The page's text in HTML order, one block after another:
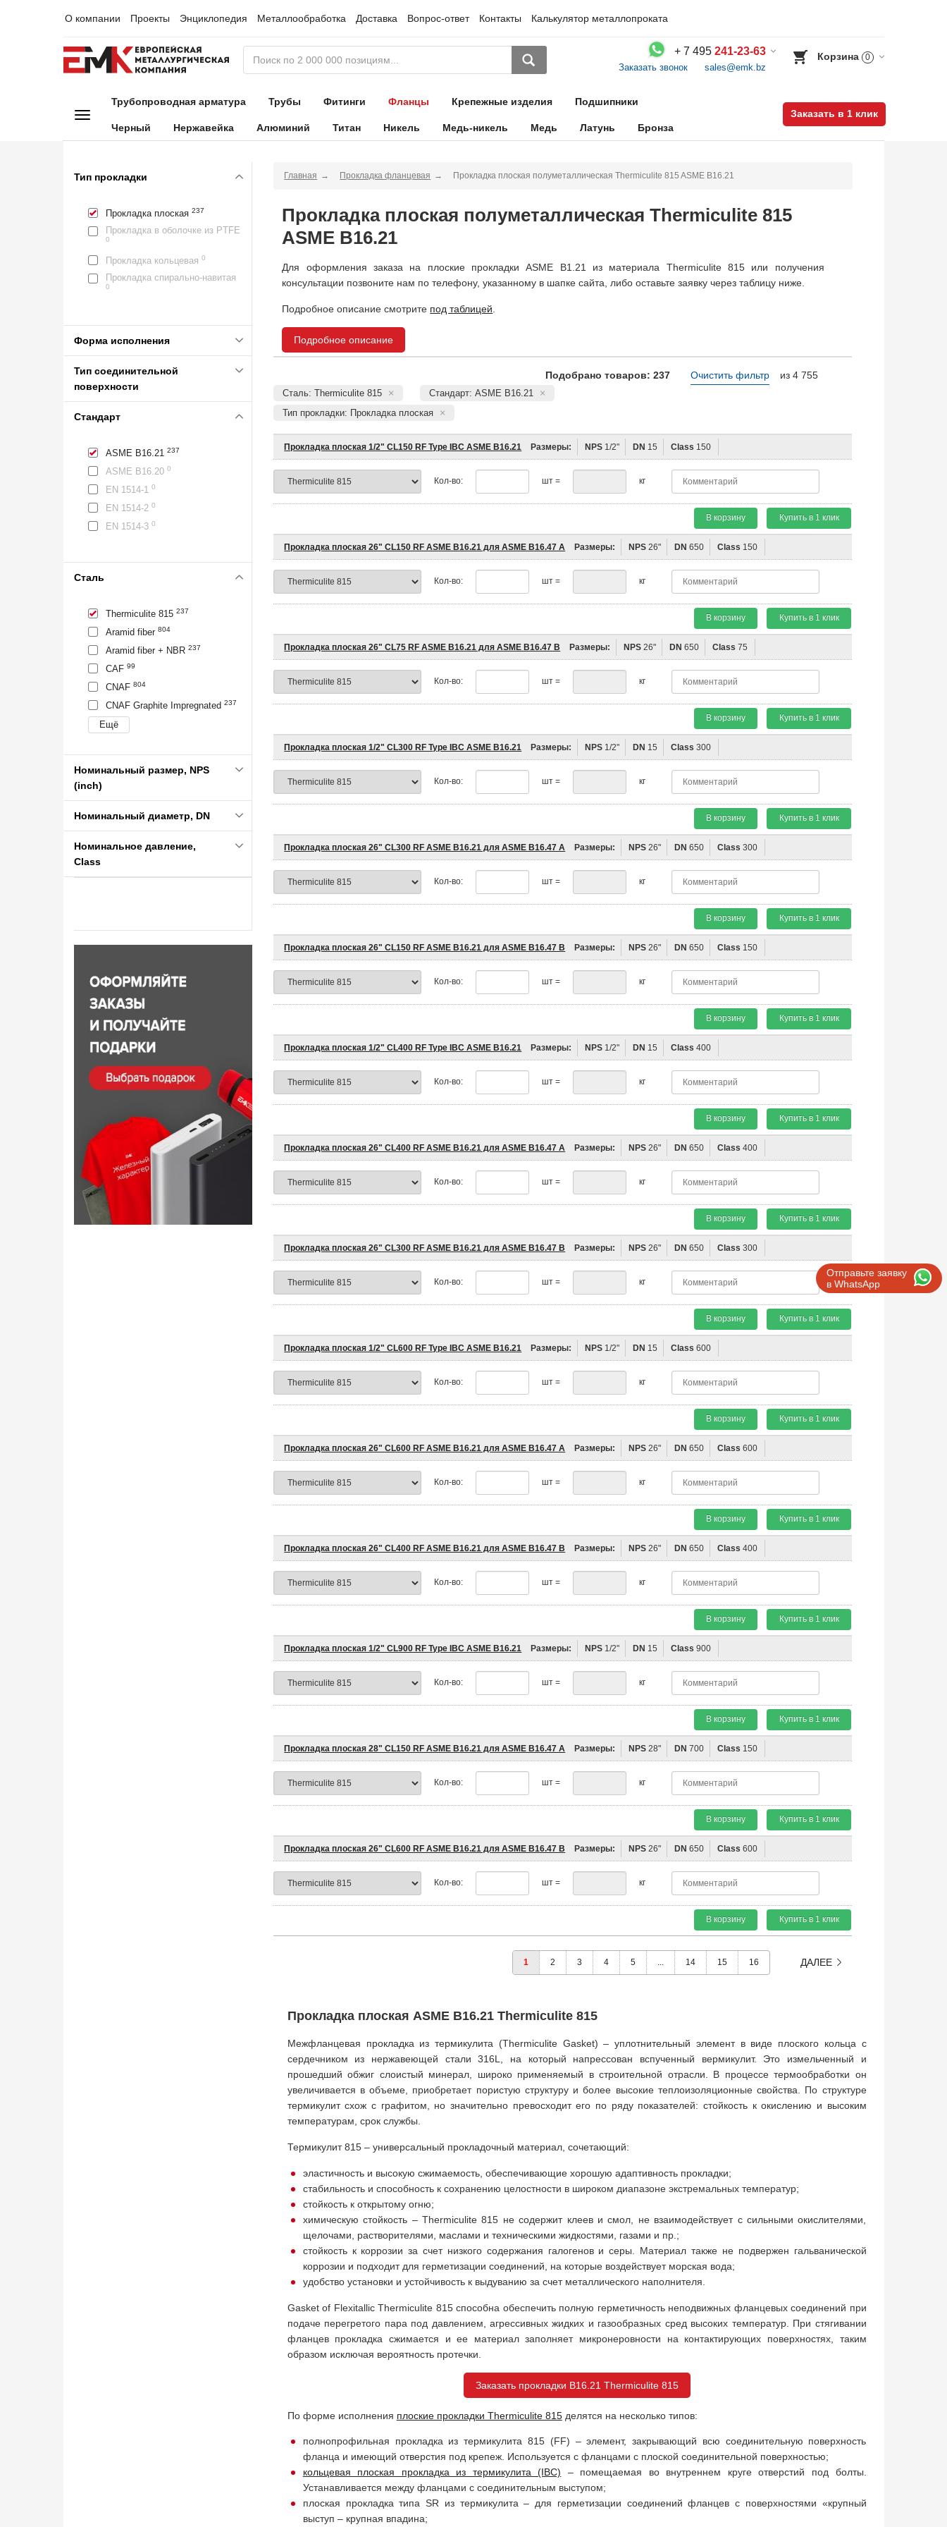
О компании Проекты Энциклопедия Металлообработка Доставка Вопрос-ответ Контакты Калькулятор металлопроката
+ 7 495 241-23-63
Заказать звонок sales@emk.bz
Корзина 0
Трубопроводная арматура Трубы Фитинги Фланцы Крепежные изделия Подшипники
Черный Нержавейка Алюминий Титан Никель Медь-никель Медь Латунь Бронза
Заказать в 1 клик
Отправьте заявку
в WhatsApp
Тип прокладки
Прокладка плоская 237
Прокладка в оболочке из PTFE
0
Прокладка кольцевая 0
Прокладка спирально-навитая
0
Форма исполнения
Тип соединительной
поверхности
Стандарт
ASME B16.21 237
ASME B16.20 0
EN 1514-1 0
EN 1514-2 0
EN 1514-3 0
Сталь
Thermiculite 815 237
Aramid fiber 804
Aramid fiber + NBR 237
CAF 99
CNAF 804
CNAF Graphite Impregnated 237
Номинальный размер, NPS
(inch)
Номинальный диаметр, DN
Номинальное давление,
Class
Главная Прокладка фланцевая Прокладка плоская полуметаллическая Thermiculite 815 ASME B16.21
Прокладка плоская полуметаллическая Thermiculite 815
ASME B16.21
Для оформления заказа на плоские прокладки ASME B1.21 из материала Thermiculite 815 или получения
консультации позвоните нам по телефону, указанному в шапке сайта, либо оставьте заявку через таблицу ниже.
Подробное описание смотрите под таблицей
Подробное описание
Подобрано товаров: 237 из 4 755
Очистить фильтр
Сталь: Thermiculite 815
Стандарт: ASME B16.21
Тип прокладки: Прокладка плоская
Прокладка плоская 1/2" CL150 RF Type IBC ASME B16.21 Размеры: NPS 1/2" DN 15 Class 150
Кол-во: шт = кг
В корзину Купить в 1 клик
Прокладка плоская 26" CL150 RF ASME B16.21 для ASME B16.47 A Размеры: NPS 26" DN 650 Class 150
Кол-во: шт = кг
В корзину Купить в 1 клик
Прокладка плоская 26" CL75 RF ASME B16.21 для ASME B16.47 B Размеры: NPS 26" DN 650 Class 75
Кол-во: шт = кг
В корзину Купить в 1 клик
Прокладка плоская 1/2" CL300 RF Type IBC ASME B16.21 Размеры: NPS 1/2" DN 15 Class 300
Кол-во: шт = кг
В корзину Купить в 1 клик
Прокладка плоская 26" CL300 RF ASME B16.21 для ASME B16.47 A Размеры: NPS 26" DN 650 Class 300
Кол-во: шт = кг
В корзину Купить в 1 клик
Прокладка плоская 26" CL150 RF ASME B16.21 для ASME B16.47 B Размеры: NPS 26" DN 650 Class 150
Кол-во: шт = кг
В корзину Купить в 1 клик
Прокладка плоская 1/2" CL400 RF Type IBC ASME B16.21 Размеры: NPS 1/2" DN 15 Class 400
Кол-во: шт = кг
В корзину Купить в 1 клик
Прокладка плоская 26" CL400 RF ASME B16.21 для ASME B16.47 A Размеры: NPS 26" DN 650 Class 400
Кол-во: шт = кг
В корзину Купить в 1 клик
Прокладка плоская 26" CL300 RF ASME B16.21 для ASME B16.47 B Размеры: NPS 26" DN 650 Class 300
Кол-во: шт = кг
В корзину Купить в 1 клик
Прокладка плоская 1/2" CL600 RF Type IBC ASME B16.21 Размеры: NPS 1/2" DN 15 Class 600
Кол-во: шт = кг
В корзину Купить в 1 клик
Прокладка плоская 26" CL600 RF ASME B16.21 для ASME B16.47 A Размеры: NPS 26" DN 650 Class 600
Кол-во: шт = кг
В корзину Купить в 1 клик
Прокладка плоская 26" CL400 RF ASME B16.21 для ASME B16.47 B Размеры: NPS 26" DN 650 Class 400
Кол-во: шт = кг
В корзину Купить в 1 клик
Прокладка плоская 1/2" CL900 RF Type IBC ASME B16.21 Размеры: NPS 1/2" DN 15 Class 900
Кол-во: шт = кг
В корзину Купить в 1 клик
Прокладка плоская 28" CL150 RF ASME B16.21 для ASME B16.47 A Размеры: NPS 28" DN 700 Class 150
Кол-во: шт = кг
В корзину Купить в 1 клик
Прокладка плоская 26" CL600 RF ASME B16.21 для ASME B16.47 B Размеры: NPS 26" DN 650 Class 600
Кол-во: шт = кг
В корзину Купить в 1 клик
1 2 3 4 5 ... 14 15 16 ДАЛЕЕ
Прокладка плоская ASME B16.21 Thermiculite 815
Межфланцевая прокладка из термикулита (Thermiculite Gasket) – уплотнительный элемент в виде плоского кольца с
сердечником из нержавеющей стали 316L, на который напрессован вспученный вермикулит. Это измельченный и
прошедший обжиг слоистый минерал, широко применяемый в строительной отрасли. В процессе термообработки он
увеличивается в объеме, приобретает пористую структуру и более высокие теплоизоляционные свойства. По структуре
термикулит схож с графитом, но значительно превосходит его по ряду показателей: стойкость к окислению и высоким
температурам, срок службы.
Термикулит 815 – универсальный прокладочный материал, сочетающий:
эластичность и высокую сжимаемость, обеспечивающие хорошую адаптивность прокладки;
стабильность и способность к сохранению целостности в широком диапазоне экстремальных температур;
стойкость к открытому огню;
химическую стойкость – Thermiculite 815 не содержит клеев и смол, не взаимодействует с сильными окислителями,
щелочами, растворителями, маслами и техническими жидкостями, газами и пр.;
стойкость к коррозии за счет низкого содержания галогенов и серы. Материал также не подвержен гальванической
коррозии и подходит для герметизации соединений, на которые воздействует морская вода;
удобство установки и устойчивость к выдуванию за счет металлического наполнителя.
Gasket of Flexitallic Thermiculite 815 способна обеспечить полную герметичность неподвижных фланцевых соединений при
подаче перегретого пара под давлением, агрессивных жидких и газообразных сред высоких температур. При стягивании
фланцев прокладка сжимается и ее материал заполняет микронеровности на контактирующих поверхностях, таким
образом исключая вероятность протечки.
Заказать прокладки B16.21 Thermiculite 815
По форме исполнения плоские прокладки Thermiculite 815делятся на несколько типов:
полнопрофильная прокладка из термикулита 815 (FF) – элемент, закрывающий всю соединительную поверхность
фланца и имеющий отверстия под крепеж. Используется с фланцами с плоской соединительной поверхностью;
кольцевая плоская прокладка из термикулита (IBC) – помещаемая во внутреннем круге отверстий под болты.
Устанавливается между фланцами с соединительным выступом;
плоская прокладка типа SR из термикулита – для герметизации соединений фланцев с поверхностями «крупный
выступ – крупная впадина;